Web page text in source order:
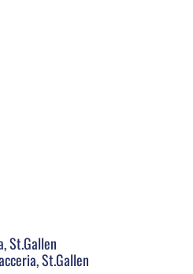
St.Gallen
St.Gallen